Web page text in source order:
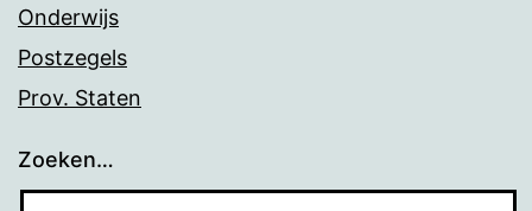
Onderwijs
Postzegels
Prov. Staten
Zoeken…